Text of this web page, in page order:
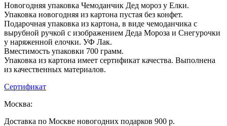
Новогодняя упаковка Чемоданчик Дед мороз у Елки.
Упаковка новогодняя из картона пустая без конфет.
Подарочная упаковка из картона, в виде чемоданчика с
вырубной ручкой с изображением Деда Мороза и Снегурочки
у наряженной елочки. УФ Лак.
Вместимость упаковки 700 грамм.
Упаковка из картона имеет сертификат качества. Выполнена
из качественных материалов.
Сертификат
Москва:
Доставка по Москве новогодних подарков 900 р.